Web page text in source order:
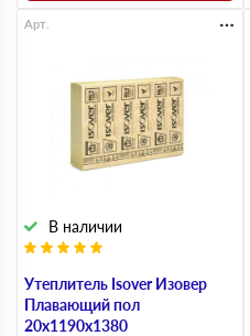
Утеплитель Isover Изовер
Плавающий пол
20х1190х1380
В наличии
Арт.